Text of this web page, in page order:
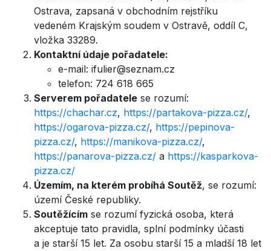
Ostrava, zapsaná v obchodním rejstříku
vedeném Krajským soudem v Ostravě, oddíl C,
vložka 33289.
Kontaktní údaje pořadatele:
e-mail: ifulier@seznam.cz
telefon: 724 618 665
Serverem pořadatele se rozumí:
https://chachar.cz, https://partakova-pizza.cz/,
https://ogarova-pizza.cz/, https://pepinova-
pizza.cz/, https://manikova-pizza.cz/,
https://panarova-pizza.cz/ a https://kasparkova-
pizza.cz/
Územím, na kterém probíhá Soutěž, se rozumí:
území České republiky.
Soutěžícím se rozumí fyzická osoba, která
akceptuje tato pravidla, splní podmínky účasti
a je starší 15 let. Za osobu starší 15 a mladší 18 let